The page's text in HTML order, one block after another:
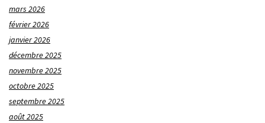
mars 2026
février 2026
janvier 2026
décembre 2025
novembre 2025
octobre 2025
septembre 2025
août 2025